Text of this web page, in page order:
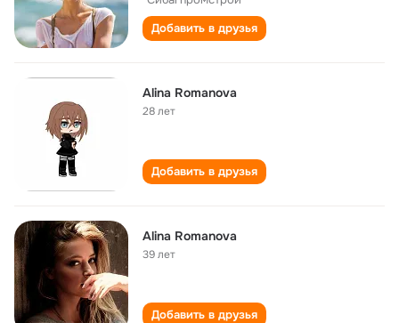
Добавить в друзья
Alina Romanova
28 лет
Добавить в друзья
Alina Romanova
39 лет
Добавить в друзья